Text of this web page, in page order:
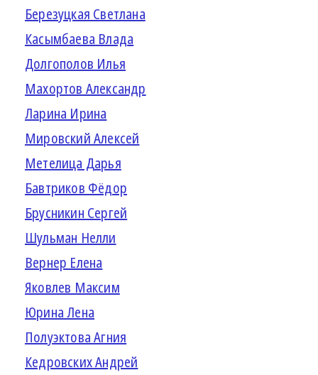
Березуцкая Светлана
Касымбаева Влада
Долгополов Илья
Махортов Александр
Ларина Ирина
Мировский Алексей
Метелица Дарья
Бавтриков Фёдор
Брусникин Сергей
Шульман Нелли
Вернер Елена
Яковлев Максим
Юрина Лена
Полуэктова Агния
Кедровских Андрей